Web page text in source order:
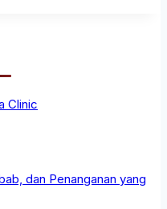
dan Penanganan yang